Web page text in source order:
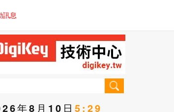
訊息
年8月10日 5:29